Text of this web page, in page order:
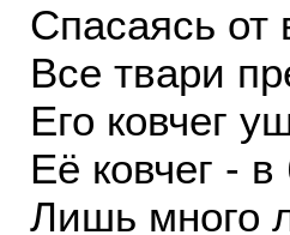
Спасаясь от
Все твари
Его ковчег
Её ковчег -
Лишь много